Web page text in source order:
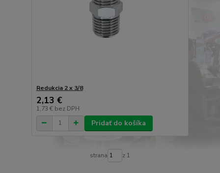
Redukcia 2 x 3/8
2,13 €
1,73 € bez DPH
Pridať do košíka
strana z 1